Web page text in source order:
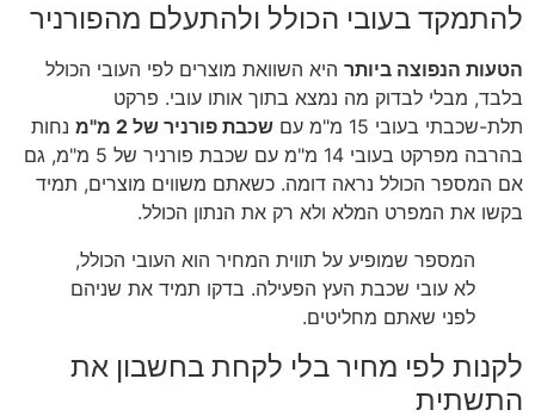
להתמקד בעובי הכולל ולהתעלם מהפורניר
הטעות הנפוצה ביותרהיא השוואת מוצרים לפי העובי הכולל
בלבד, מבלי לבדוק מה נמצא בתוך אותו עובי. פרקט
תלת-שכבתי בעובי 15 מ"מ עם
שכבת פורניר של 2 מ"מ
נחות
בהרבה מפרקט בעובי 14 מ"מ עם שכבת פורניר של 5 מ"מ, גם
אם המספר הכולל נראה דומה. כשאתם משווים מוצרים, תמיד
בקשו את המפרט המלא ולא רק את הנתון הכולל.
המספר שמופיע על תווית המחיר הוא העובי הכולל,
לא עובי שכבת העץ הפעילה. בדקו תמיד את שניהם
לפני שאתם מחליטים.
לקנות לפי מחיר בלי לקחת בחשבון את
התשתית